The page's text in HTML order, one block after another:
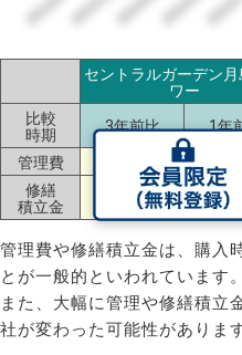
セントラルガーデン月
ワー
比較
時期
3年前比 1年
管理費
修繕
積立金
ー ー
管理費や修繕積立金は、購入
とが一般的といわれています。
また、大幅に管理や修繕積立
社が変わった可能性があります